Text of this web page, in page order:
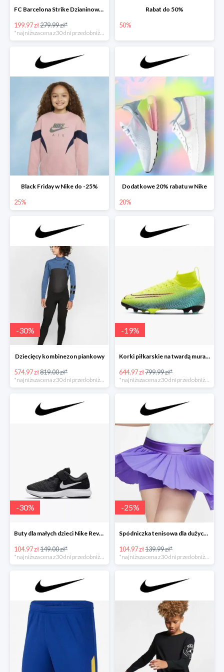
FC Barcelona Strike Dzianinowy dres piłkarski - 28%
199.97 zł279.99 zł*
Rabat do 50%
50%
Black Friday w Nike do -25%
25%
Dodatkowe 20% rabatu w Nike
20%
-30%
Dziecięcy kombinezon piankowy
574.97 zł819.00 zł*
-19%
Korki piłkarskie na twardą murawę dla dużych dzieci
644.97 zł799.99 zł*
-30%
Buty dla małych dzieci Nike Revolution 4
104.97 zł149.00 zł*
-25%
Spódniczka tenisowa dla dużych dzieci (dziewcząt)
104.97 zł139.99 zł*